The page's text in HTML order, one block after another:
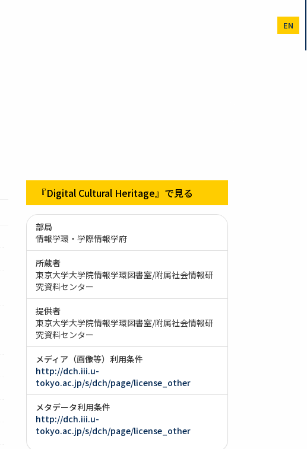
EN
『Digital Cultural Heritage』で見る
部局
情報学環・学際情報学府
所蔵者
東京大学大学院情報学環図書室/附属社会情報研
究資料センター
提供者
東京大学大学院情報学環図書室/附属社会情報研
究資料センター
メディア（画像等）利用条件
http://dch.iii.u-
tokyo.ac.jp/s/dch/page/license_other
メタデータ利用条件
http://dch.iii.u-
tokyo.ac.jp/s/dch/page/license_other